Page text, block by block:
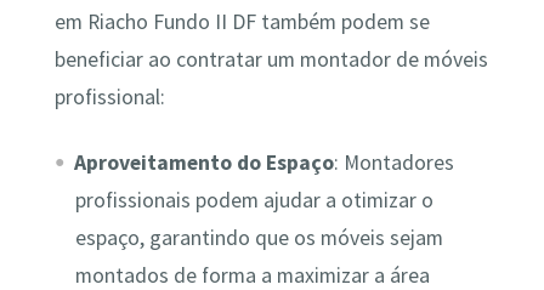
em Riacho Fundo II DF também podem se
beneficiar ao contratar um montador de móveis
profissional:
Aproveitamento do Espaço: Montadores
profissionais podem ajudar a otimizar o
espaço, garantindo que os móveis sejam
montados de forma a maximizar a área